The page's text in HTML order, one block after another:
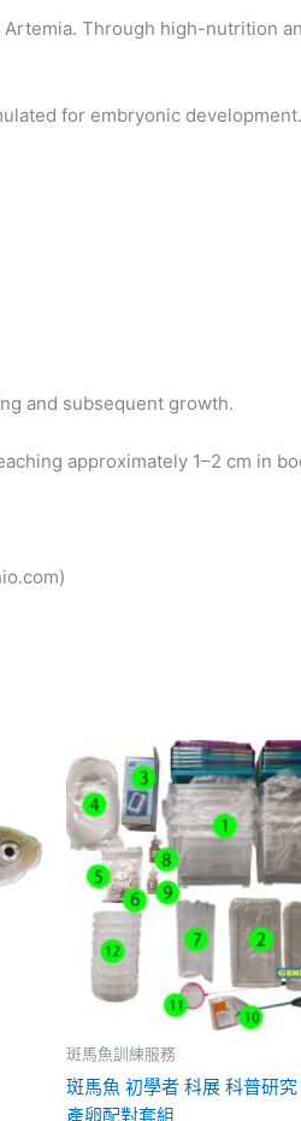
Through high-nutrition
for embryonic development.
and subsequent growth.
approximately 1–2 cm in
斑馬魚訓練服務
斑馬魚 初學者 科展 科普研究
產卵配對套組